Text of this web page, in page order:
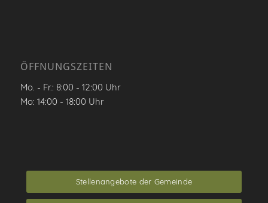
ÖFFNUNGSZEITEN
Mo. - Fr.: 8:00 - 12:00 Uhr
Mo: 14:00 - 18:00 Uhr
Stellenangebote der Gemeinde